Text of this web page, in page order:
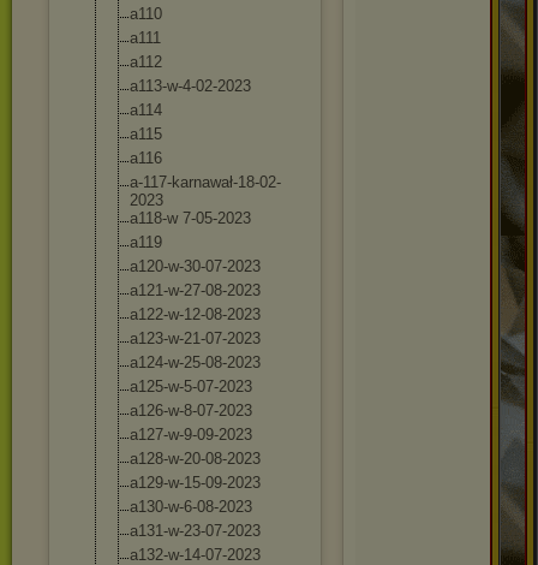
a110
a111
a112
a113-w-4-02-2023
a114
a115
a116
a-117-karnawał-18-02-
2023
a118-w 7-05-2023
a119
a120-w-30-07-2023
a121-w-27-08-2023
a122-w-12-08-2023
a123-w-21-07-2023
a124-w-25-08-2023
a125-w-5-07-2023
a126-w-8-07-2023
a127-w-9-09-2023
a128-w-20-08-2023
a129-w-15-09-2023
a130-w-6-08-2023
a131-w-23-07-2023
a132-w-14-07-2023